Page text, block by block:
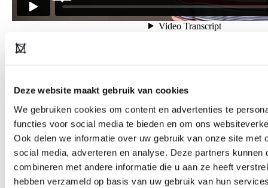
Deze website maakt gebruik van cookies
We gebruiken cookies om content en advertenties te
functies voor social media te bieden en om ons
Ook delen we informatie over uw gebruik van onze site met
social media, adverteren en analyse. Deze partners kunnen
combineren met andere informatie die u aan ze heeft
hebben verzameld op basis van uw gebruik van hun
Copyright notice: all images used in this presentation are for
informative purposes only and are the property of their respective
Please do get in touch if you have any
objections:askmeanything@modefabriek.nl
CATEGORIE
TAGS FASHION,HIGH-END FASHION,FUTURE,